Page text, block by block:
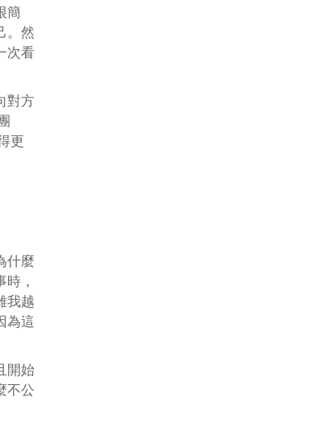
簡
。然
次看
對方
更
什麼
，
我越
為這
開始
不公